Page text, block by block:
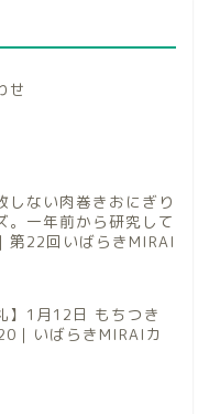
せ
しない肉巻きおにぎり
。一年前から研究して
第22回いばらきMIRAI
】1月12日 もちつき
｜いばらきMIRAIカ